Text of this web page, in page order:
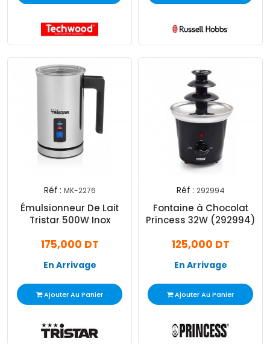
Réf : MK-2276
Émulsionneur De Lait
Tristar 500W Inox
175,000 DT
En Arrivage
Ajouter Au Panier
Réf : 292994
Fontaine à Chocolat
Princess 32W (292994)
125,000 DT
En Arrivage
Ajouter Au Panier